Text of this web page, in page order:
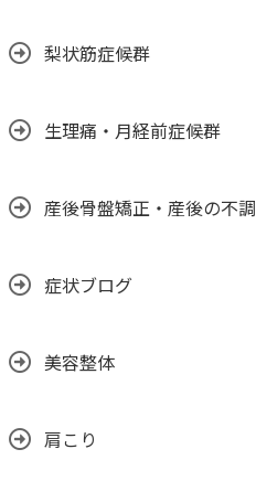
梨状筋症候群
生理痛・月経前症候群
産後骨盤矯正・産後の不調
症状ブログ
美容整体
肩こり